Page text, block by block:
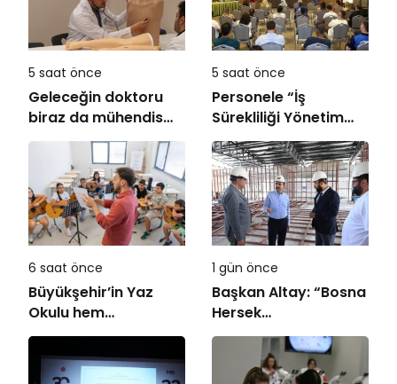
5 saat önce
Geleceğin doktoru
biraz da mühendis
olmak zorunda!
5 saat önce
Personele “İş
Sürekliliği Yönetim
Sistemi” Eğitimi
6 saat önce
Büyükşehir’in Yaz
Okulu hem
eğlendiriyor hem
öğretiyor
1 gün önce
Başkan Altay: “Bosna
Hersek
Mahallesi’ndeki
Gençlerimiz İçin Lise
Medeniyet Akademisi